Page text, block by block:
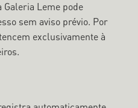
Leme pode
sem aviso prévio. Por
exclusivamente à